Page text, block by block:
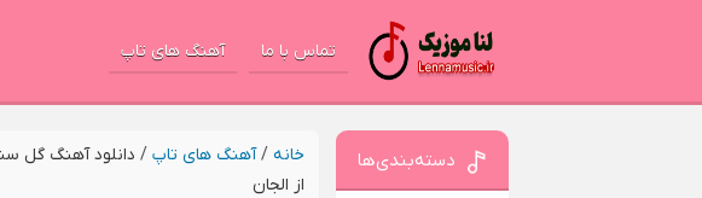
تماس با ما آهنگ های تاپ
خانه /آهنگ های تاپ / دانلود آهنگ گل
از الجان
دسته‌بندی‌ها